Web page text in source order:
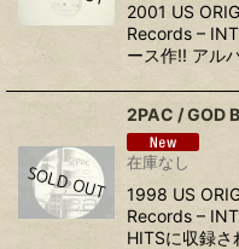
2001 US
Records ‎–
ース作!! アル
2PAC ‎/ GOD
在庫なし
1998 US
Records ‎–
HITSに収録